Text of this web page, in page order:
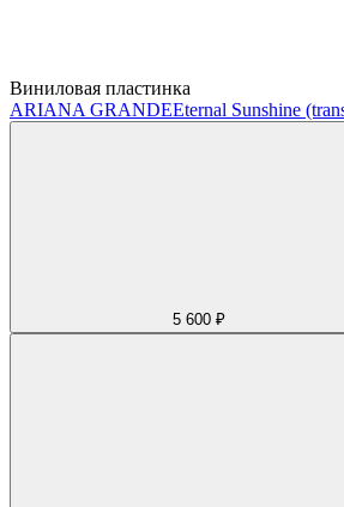
Виниловая пластинка
ARIANA GRANDEEternal Sunshine
5 600 ₽